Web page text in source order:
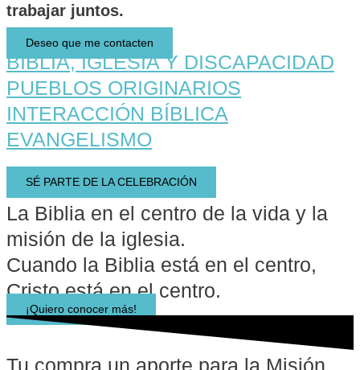
trabajar juntos.
Deseo que me contacten
BIBLIA, IGLESIA Y DISCAPACIDAD
PUEBLOS ORIGINARIOS
INTERACCIÓN BÍBLICA
EVANGELISMO
SÉ PARTE DE LA CELEBRACIÓN
La Biblia en el centro de la vida y la
misión de la iglesia.
Cuando la Biblia está en el centro,
Cristo está en el centro.
¡Quiero conocer más!
Tu compra un aporte para la Misión